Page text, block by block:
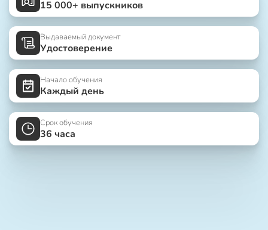
15 000+ выпускников
Выдаваемый документ
Удостоверение
Начало обучения
Каждый день
Срок обучения
36 часа